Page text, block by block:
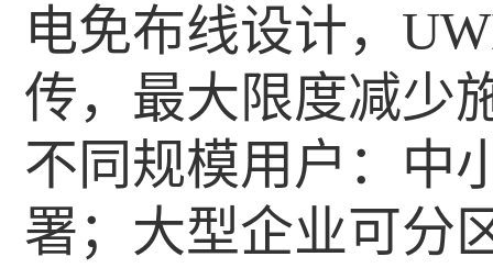
电免布线设计，
传，最大限度减少
不同规模用户：中
署；大型企业可分